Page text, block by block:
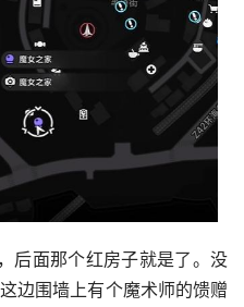
后面那个红房子就是了。没
边围墙上有个魔术师的馈赠